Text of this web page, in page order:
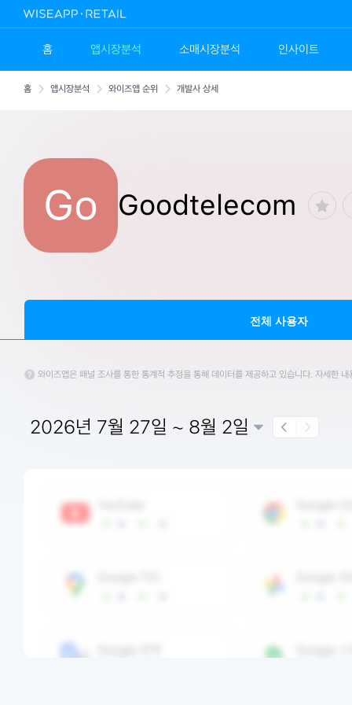
홈 앱시장분석 소매시장분석 인사이트
홈 앱시장분석 와이즈앱 순위 개발사 상세
Go Goodtelecom
전체 사용자
와이즈앱은 패널 조사를 통한 통계적 추정을 통해 데이터를 제공하고 있습니다. 자세한
2026년 7월 27일 ~ 8월 2일